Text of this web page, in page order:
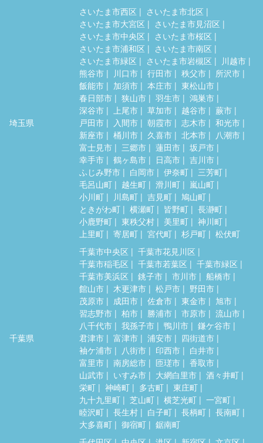
埼玉県
さいたま市西区
さいたま市北区
さいたま市大宮区
さいたま市見沼区
さいたま市中央区
さいたま市桜区
さいたま市浦和区
さいたま市南区
さいたま市緑区
さいたま市岩槻区
川越市
熊谷市
川口市 行田市 秩父市
所沢市
飯能市
加須市 本庄市
東松山市
春日部市
狭山市 羽生市
鴻巣市
深谷市
上尾市 草加市 越谷市
蕨市
戸田市
入間市 朝霞市 志木市
和光市
新座市
桶川市 久喜市 北本市
八潮市
富士見市
三郷市 蓮田市
坂戸市
幸手市
鶴ヶ島市 日高市
吉川市
ふじみ野市
白岡市 伊奈町
三芳町
毛呂山町
越生町 滑川町
嵐山町
小川町
川島町 吉見町
鳩山町
ときがわ町
横瀬町 皆野町
長瀞町
小鹿野町
東秩父村 美里町
神川町
上里町
寄居町 宮代町 杉戸町 松伏町
千葉県
千葉市中央区
千葉市花見川区
千葉市稲毛区
千葉市若葉区
千葉市緑区
千葉市美浜区
銚子市 市川市
船橋市
館山市
木更津市 松戸市
野田市
茂原市
成田市 佐倉市 東金市
旭市
習志野市
柏市 勝浦市 市原市
流山市
八千代市
我孫子市 鴨川市
鎌ケ谷市
君津市
富津市 浦安市
四街道市
袖ケ浦市
八街市 印西市
白井市
富里市
南房総市 匝瑳市
香取市
山武市
いすみ市 大網白里市
酒々井町
栄町
神崎町 多古町
東庄町
九十九里町
芝山町 横芝光町
一宮町
睦沢町
長生村 白子町 長柄町
長南町
大多喜町
御宿町
鋸南町